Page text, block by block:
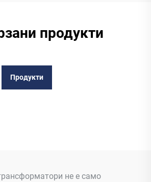
продукти
Продукти
не е само